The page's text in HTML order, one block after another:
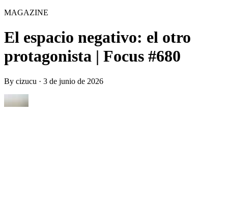
MAGAZINE
El espacio negativo: el otro
protagonista | Focus #680
By cizucu · 3 de junio de 2026